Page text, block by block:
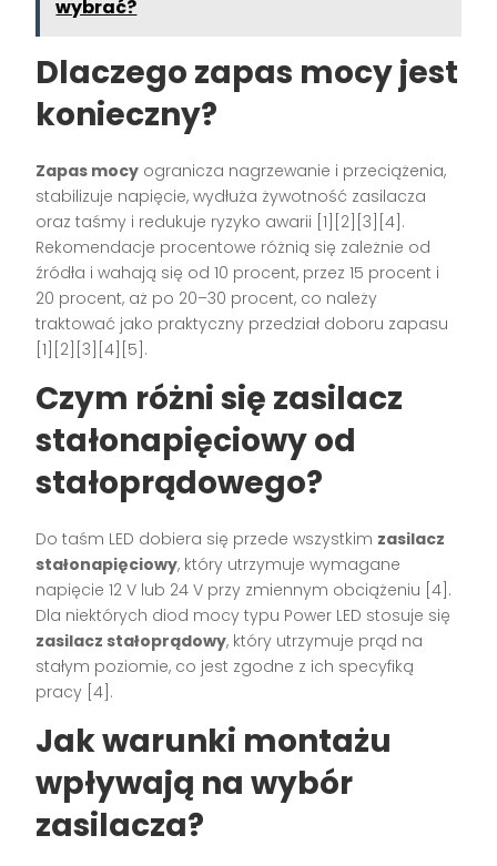
wybrać?
Dlaczego zapas mocy jest
konieczny?
Zapas mocy ogranicza nagrzewanie i przeciążenia,
stabilizuje napięcie, wydłuża żywotność zasilacza
oraz taśmy i redukuje ryzyko awarii [1][2][3][4].
Rekomendacje procentowe różnią się zależnie od
źródła i wahają się od 10 procent, przez 15 procent i
20 procent, aż po 20–30 procent, co należy
traktować jako praktyczny przedział doboru zapasu
[1][2][3][4][5].
Czym różni się zasilacz
stałonapięciowy od
stałoprądowego?
Do taśm LED dobiera się przede wszystkim zasilacz
stałonapięciowy, który utrzymuje wymagane
napięcie 12 V lub 24 V przy zmiennym obciążeniu [4].
Dla niektórych diod mocy typu Power LED stosuje się
zasilacz stałoprądowy, który utrzymuje prąd na
stałym poziomie, co jest zgodne z ich specyfiką
pracy [4].
Jak warunki montażu
wpływają na wybór
zasilacza?